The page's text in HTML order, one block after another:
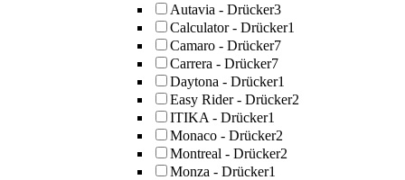
Autavia - Drücker3
Calculator - Drücker1
Camaro - Drücker7
Carrera - Drücker7
Daytona - Drücker1
Easy Rider - Drücker2
ITIKA - Drücker1
Monaco - Drücker2
Montreal - Drücker2
Monza - Drücker1